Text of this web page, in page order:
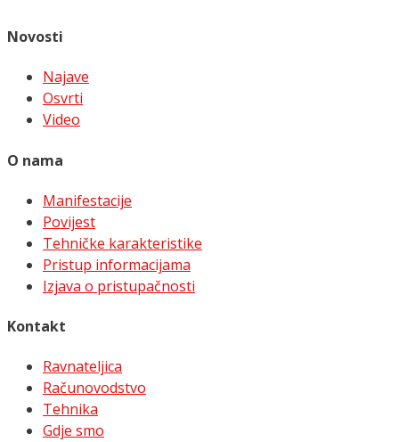
Novosti
Najave
Osvrti
Video
O nama
Manifestacije
Povijest
Tehničke karakteristike
Pristup informacijama
Izjava o pristupačnosti
Kontakt
Ravnateljica
Računovodstvo
Tehnika
Gdje smo